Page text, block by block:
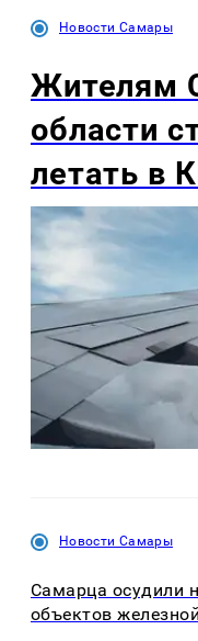
Новости Самары
Жителям
области
летать в
Новости Самары
Самарца осудили
объектов